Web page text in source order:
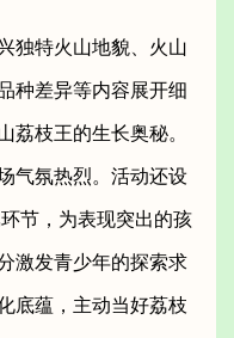
独特火山地貌、火山
种差异等内容展开细
枝王的生长奥秘。
气氛热烈。活动还设
节，为表现突出的孩
激发青少年的探索求
底蕴，主动当好荔枝